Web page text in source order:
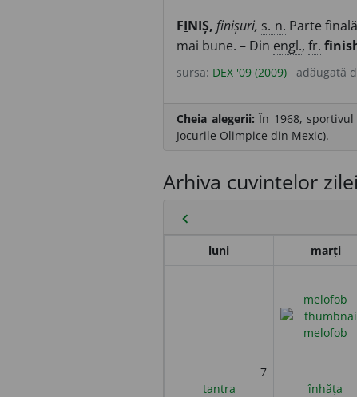
FINIȘ, finișuri, s. n. Parte
mai bune. – Din engl., fr. finish.
sursa: DEX '09 (2009) adăugată
Cheia alegerii: În 1968,
Jocurile Olimpice din Mexic).
Arhiva cuvintelor zilei
chevron_left
luni marți
melofob
7
tantra
înhăța